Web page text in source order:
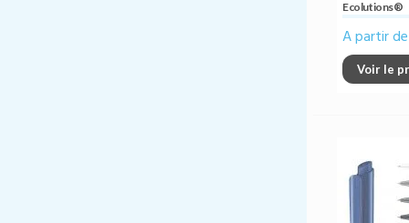
Ecolutions®
A partir de
Voir le